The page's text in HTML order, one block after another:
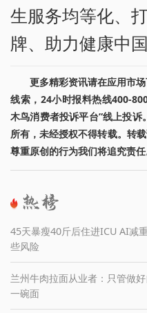
生服务均等化、
牌、助力健康中
更多精彩资讯请在应用市
线索，24小时报料热线400-
木鸟消费者投诉平台”线上投
所有，未经授权不得转载。转
尊重原创的行为我们将追究责任
45天暴瘦40斤后住进ICU AI减
些风险
兰州牛肉拉面从业者：只管做
一碗面